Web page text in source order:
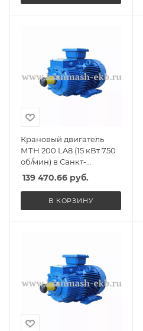
Крановый двигатель
МТН 200 LA8 (15 кВт 750
об/мин) в Санкт-
Петербурге, Спб
139 470.66 руб.
В КОРЗИНУ